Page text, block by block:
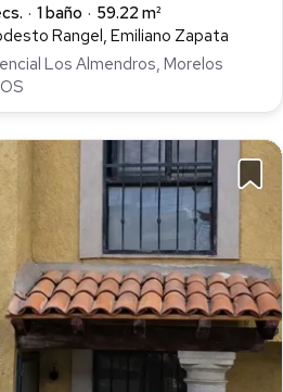
1 baño
59.22 m²
Rangel, Emiliano Zapata
Los Almendros, Morelos